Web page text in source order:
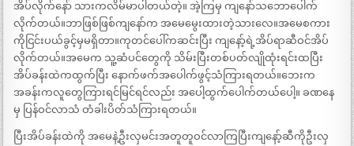
အိပ်လိုက်နော် သားကလိမ်မာပါတယ်တဲ့။ အဲ့ကြမှ ကျနော်သဘောပေါက်
လိုက်တယ်။ဘာဖြစ်ဖြစ်ကျနော်က အမေမွေးထားတဲ့သားလေ။အမေစကား
ကိုငြင်းပယ်ခွင့်မှမရှိတာ။ကုတင်ပေါ်ကဆင်းပြီး ကျနော့်ရဲ့အိပ်ရာဆီဝင်အိပ်
လိုက်တယ်။အမေက သူ့ဆံပင်တွေကို သိမ်းပြီးတစ်ပတ်လျိုထုံးရင်းထပြီး
အိပ်ခန်းထဲကထွက်ပြီး နောက်ဖက်အပေါက်ဖွင့်သံကြားရတယ်။ဘေးက
အခန်းကလူတွေကြားရင်မြင်ရင်လည်း အပေါ့ထွက်ပေါက်တယ်ပေါ့။ ခဏနေ
မှ ပြန်ဝင်လာသံ တံခါးပိတ်သံကြားရတယ်။
ပြီးအိပ်ခန်းထဲကို အမေနဲ့ဦးလှမင်းအတူတူဝင်လာကြပြီးကျနော့်ဆီကိုဦးလှ